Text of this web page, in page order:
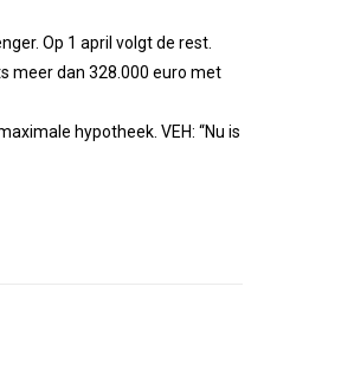
Op 1 april volgt de rest.
meer dan 328.000 euro met
hypotheek. VEH: “Nu is